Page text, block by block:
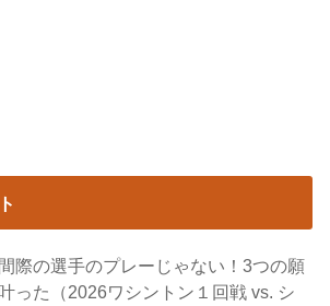
際の選手のプレーじゃない！3つの願
った（2026ワシントン１回戦 vs. シ